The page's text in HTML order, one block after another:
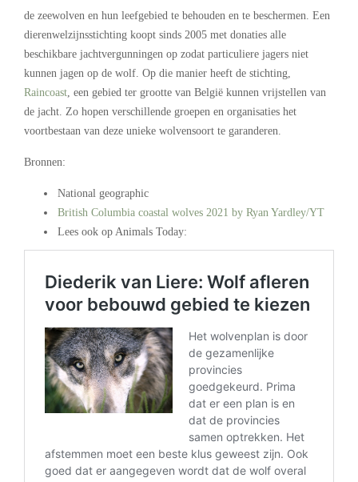
de zeewolven en hun leefgebied te behouden en te beschermen. Een
dierenwelzijnsstichting koopt sinds 2005 met donaties alle
beschikbare jachtvergunningen op zodat particuliere jagers niet
kunnen jagen op de wolf. Op die manier heeft de stichting,
Raincoast, een gebied ter grootte van België kunnen vrijstellen van
de jacht. Zo hopen verschillende groepen en organisaties het
voortbestaan van deze unieke wolvensoort te garanderen.
Bronnen:
National geographic
British Columbia coastal wolves 2021 by Ryan Yardley/YT
Lees ook op Animals Today: